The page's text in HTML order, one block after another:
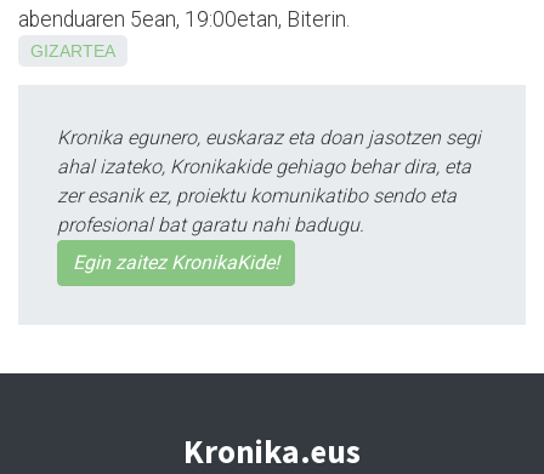
abenduaren 5ean, 19:00etan, Biterin.
GIZARTEA
Kronika egunero, euskaraz eta doan jasotzen segi
ahal izateko, Kronikakide gehiago behar dira, eta
zer esanik ez, proiektu komunikatibo sendo eta
profesional bat garatu nahi badugu.
Egin zaitez KronikaKide!
Kronika.eus